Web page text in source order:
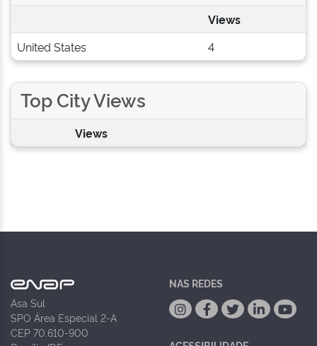
Views
United States
4
Top City Views
Views
Asa Sul
SPO Área Especial 2-A
CEP 70.610-900
NAS REDES